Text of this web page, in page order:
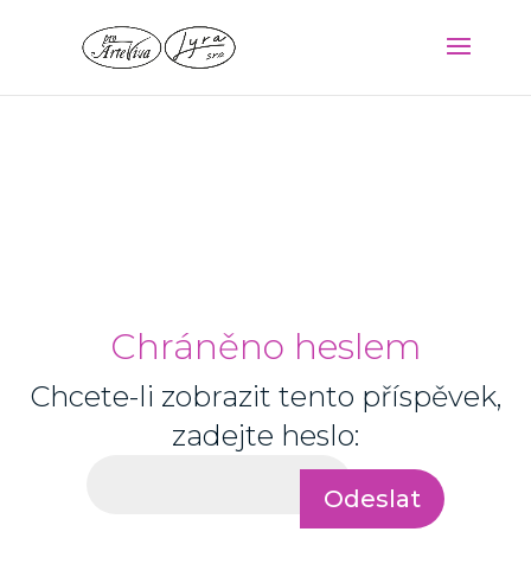
Chráněno heslem
Chcete-li zobrazit tento příspěvek,
zadejte heslo:
Odeslat